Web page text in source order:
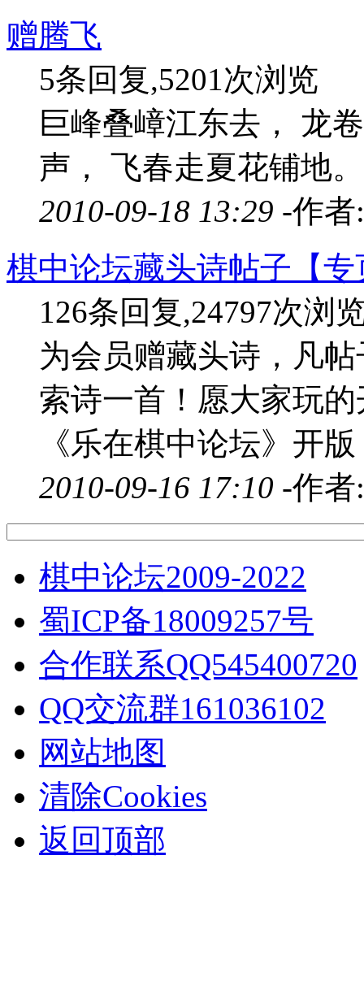
赠腾飞
5条回复,5201次浏览
巨峰叠嶂江东去， 龙
声， 飞春走夏花铺地。
2010-09-18 13:29 -作
棋中论坛藏头诗帖子【专
126条回复,24797次浏
为会员赠藏头诗，凡
索诗一首！愿大家玩
《乐在棋中论坛》开
2010-09-16 17:10 -作
棋中论坛2009-2022
蜀ICP备18009257号
合作联系QQ545400720
QQ交流群161036102
网站地图
清除Cookies
返回顶部